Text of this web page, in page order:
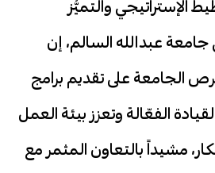
الإستراتيجي والتميُّز
جامعة عبدالله السالم، إن
الجامعة على تقديم برامج
الفعّالة وتعزز بيئة العمل
مشيداً بالتعاون المثمر مع